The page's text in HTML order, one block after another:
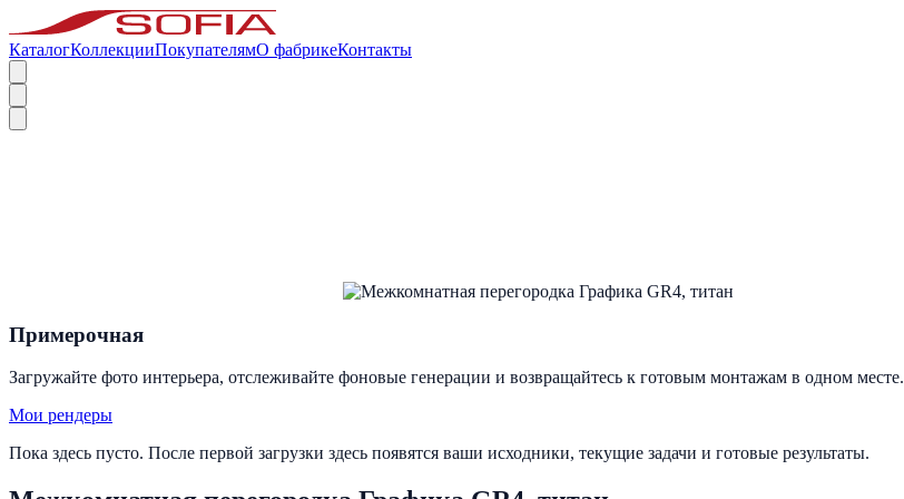
КаталогКоллекцииПокупателямО фабрикеКонтакты
Примерочная
Загружайте фото интерьера, отслеживайте фоновые генерации и возвращайтесь к готовым монтажам в одном месте.
Мои рендеры
Пока здесь пусто. После первой загрузки здесь появятся ваши исходники, текущие задачи и готовые результаты.